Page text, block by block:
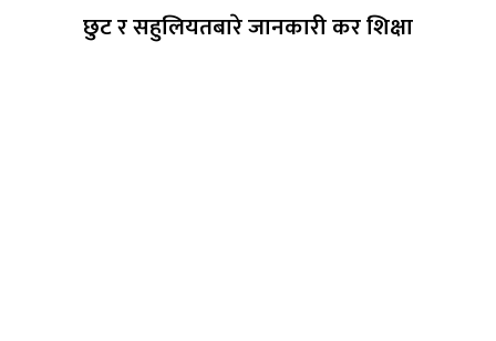
छुट र सहुलियतबारे जानकारी कर शिक्षा